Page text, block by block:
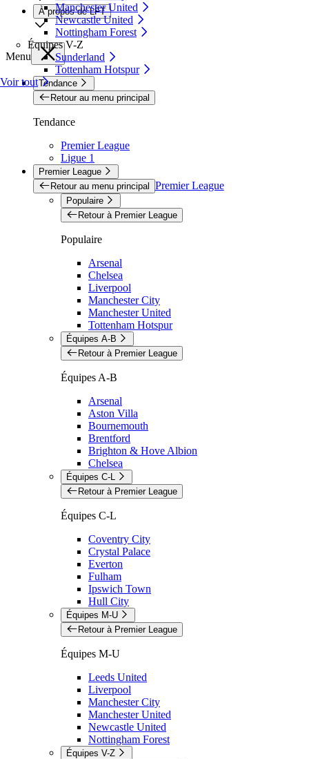
Manchester United
Newcastle United
Nottingham Forest
Équipes V-Z
Sunderland
Tottenham Hotspur
Voir tout
À propos de LFT
Menu
Tendance
Retour au menu principal
Tendance
Premier League
Ligue 1
Premier League
Retour au menu principal Premier League
Populaire
Retour à Premier League
Populaire
Arsenal
Chelsea
Liverpool
Manchester City
Manchester United
Tottenham Hotspur
Équipes A-B
Retour à Premier League
Équipes A-B
Arsenal
Aston Villa
Bournemouth
Brentford
Brighton & Hove Albion
Chelsea
Équipes C-L
Retour à Premier League
Équipes C-L
Coventry City
Crystal Palace
Everton
Fulham
Ipswich Town
Hull City
Équipes M-U
Retour à Premier League
Équipes M-U
Leeds United
Liverpool
Manchester City
Manchester United
Newcastle United
Nottingham Forest
Équipes V-Z